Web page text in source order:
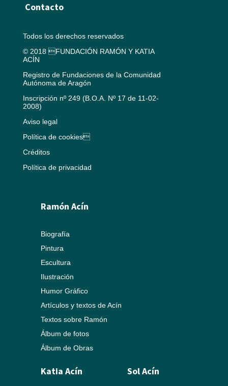
Contacto
Todos los derechos reservados
© 2018 FUNDACIÓN RAMÓN Y KATIA
ACÍN
Registro de Fundaciones de la Comunidad
Autónoma de Aragón
Inscripción nº 249 (B.O.A. Nº 17 de 11-02-
2008)
Aviso legal
Política de cookies
Créditos
Política de privacidad
Ramón Acín
Biografía
Pintura
Escultura
Ilustración
Humor Gráfico
Artículos y textos de Acín
Textos sobre Ramón
Álbum de fotos
Álbum de Obras
Katia Acín Sol Acín